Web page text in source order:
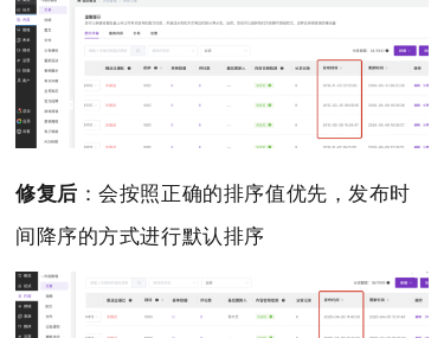
修复后 ：会按照正确的排序值优先，发布时
间降序的方式进行默认排序